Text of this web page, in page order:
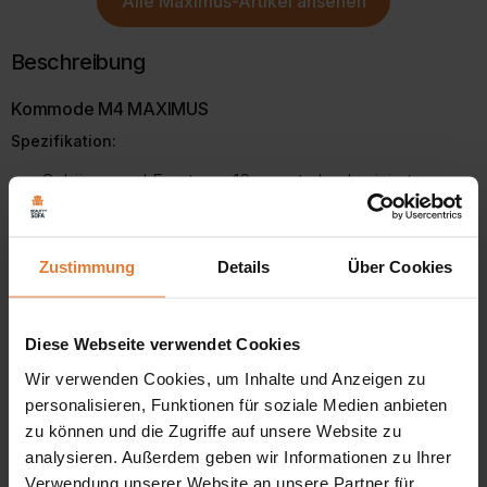
Zustimmung Details Über Cookies
Diese Webseite verwendet Cookies
Wir verwenden Cookies, um Inhalte und Anzeigen zu
personalisieren, Funktionen für soziale Medien anbieten
zu können und die Zugriffe auf unsere Website zu
analysieren. Außerdem geben wir Informationen zu Ihrer
Verwendung unserer Website an unsere Partner für
Beschreibung
Kommode M4 MAXIMUS
Spezifikation:
Gehäuse und Front aus 16 mm starker laminierter
Platte,
ABS-Kante,
Griff aus Kunststoff kombiniert mit Aluminium,
Die Kommode wurde sowohl für das Wohn-, Schlaf- und
Jugendzimmer als auch für den Flur entworfen und ist in
helleren Farben auch im Kinderzimmer zu finden.
Die Kommode ist viertürig und hat im Inneren geräumige